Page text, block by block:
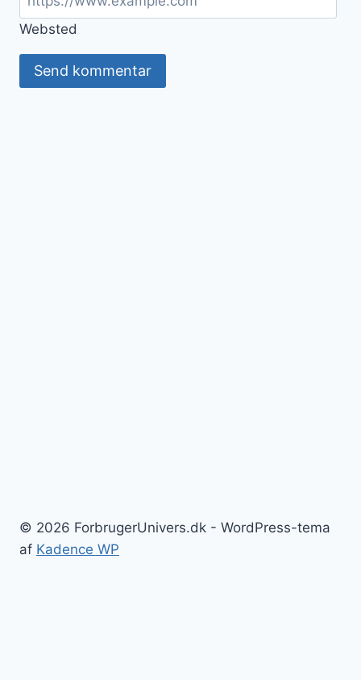
Websted
© 2026 ForbrugerUnivers.dk - WordPress-tema
af Kadence WP